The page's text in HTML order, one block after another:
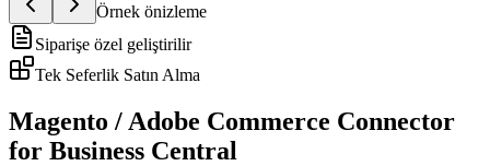
Örnek önizleme
Siparişe özel geliştirilir
Tek Seferlik Satın Alma
Magento / Adobe Commerce Connector
for Business Central